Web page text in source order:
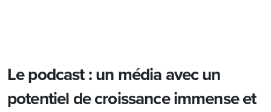
Le podcast : un média avec un
potentiel de croissance immense et